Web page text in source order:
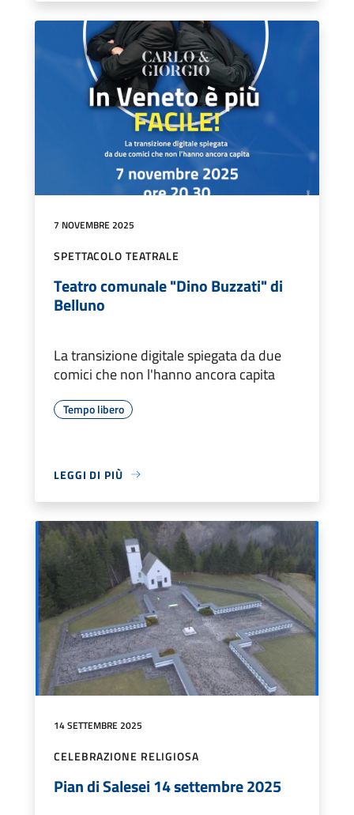
7 NOVEMBRE 2025
SPETTACOLO TEATRALE
Teatro comunale "Dino Buzzati" di
Belluno
La transizione digitale spiegata da due
comici che non l'hanno ancora capita
Tempo libero
LEGGI DI PIÙ
14 SETTEMBRE 2025
CELEBRAZIONE RELIGIOSA
Pian di Salesei 14 settembre 2025